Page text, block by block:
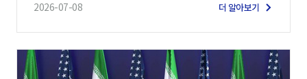
2026-07-08 더 알아보기